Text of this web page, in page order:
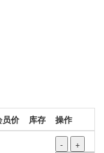
员价 库存
操作
- +